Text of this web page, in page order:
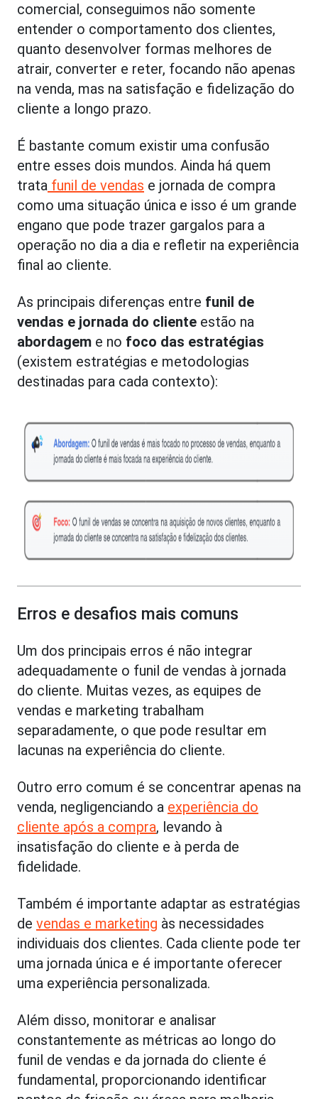
comercial, conseguimos não somente
entender o comportamento dos clientes,
quanto desenvolver formas melhores de
atrair, converter e reter, focando não apenas
na venda, mas na satisfação e fidelização do
cliente a longo prazo.
É bastante comum existir uma confusão
entre esses dois mundos. Ainda há quem
trata funil de vendas e jornada de compra
como uma situação única e isso é um grande
engano que pode trazer gargalos para a
operação no dia a dia e refletir na experiência
final ao cliente.
As principais diferenças entre funil de
vendas e jornada do cliente estão na
abordagem e no foco das estratégias
(existem estratégias e metodologias
destinadas para cada contexto):
Erros e desafios mais comuns
Um dos principais erros é não integrar
adequadamente o funil de vendas à jornada
do cliente. Muitas vezes, as equipes de
vendas e marketing trabalham
separadamente, o que pode resultar em
lacunas na experiência do cliente.
Outro erro comum é se concentrar apenas na
venda, negligenciando a experiência do
cliente após a compra, levando à
insatisfação do cliente e à perda de
fidelidade.
Também é importante adaptar as estratégias
de vendas e marketing às necessidades
individuais dos clientes. Cada cliente pode ter
uma jornada única e é importante oferecer
uma experiência personalizada.
Além disso, monitorar e analisar
constantemente as métricas ao longo do
funil de vendas e da jornada do cliente é
fundamental, proporcionando identificar